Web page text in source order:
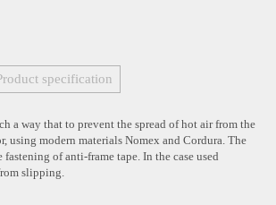
specification
a way that to prevent the spread of hot air from the
using modern materials Nomex and Cordura. The
of anti-frame tape. In the case used
slipping.